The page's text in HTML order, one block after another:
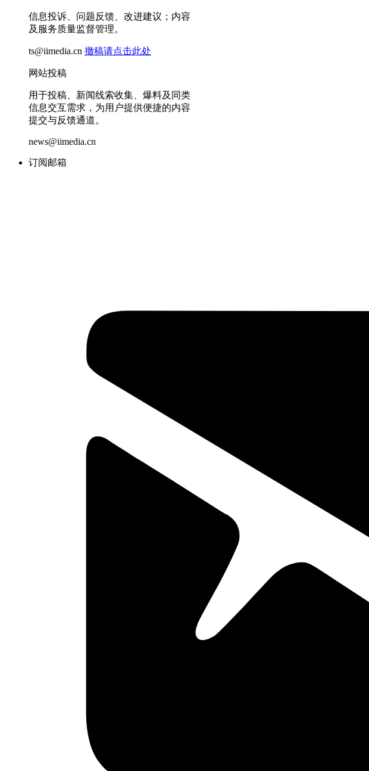
信息投诉、问题反馈、改进建议；内容
及服务质量监督管理。
ts@iimedia.cn 撤稿请点击此处
网站投稿
用于投稿、新闻线索收集、爆料及同类
信息交互需求，为用户提供便捷的内容
提交与反馈通道。
news@iimedia.cn
订阅邮箱